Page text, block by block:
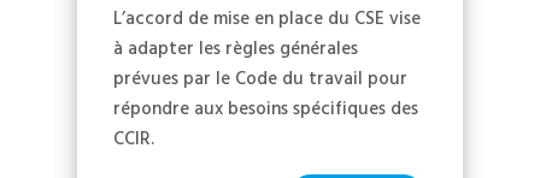
L’accord de mise en place du CSE vise
à adapter les règles générales
prévues par le Code du travail pour
répondre aux besoins spécifiques des
CCIR.